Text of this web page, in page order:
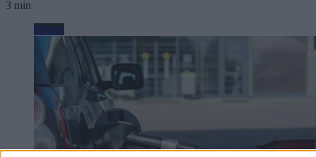
3 min
Biznes